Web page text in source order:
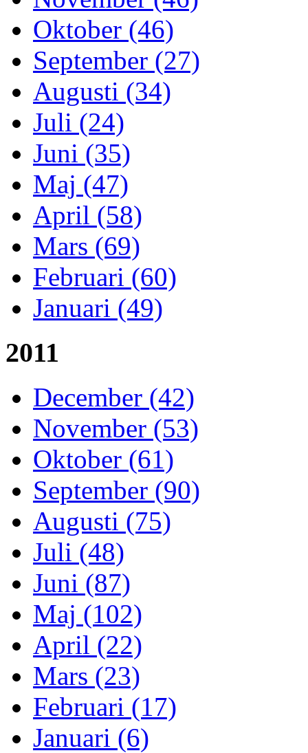
Oktober (46)
September (27)
Augusti (34)
Juli (24)
Juni (35)
Maj (47)
April (58)
Mars (69)
Februari (60)
Januari (49)
2011
December (42)
November (53)
Oktober (61)
September (90)
Augusti (75)
Juli (48)
Juni (87)
Maj (102)
April (22)
Mars (23)
Februari (17)
Januari (6)